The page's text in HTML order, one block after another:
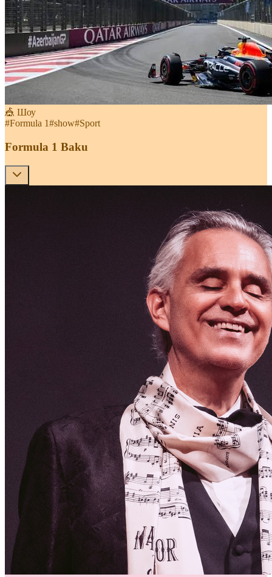
🎪 Шоу
#Formula 1#show#Sport
Formula 1 Baku